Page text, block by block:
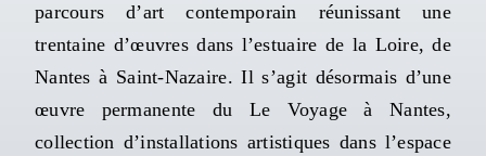
parcours d’art contemporain réunissant une
trentaine d’œuvres dans l’estuaire de la Loire, de
Nantes à Saint-Nazaire. Il s’agit désormais d’une
œuvre permanente du Le Voyage à Nantes,
collection d’installations artistiques dans l’espace